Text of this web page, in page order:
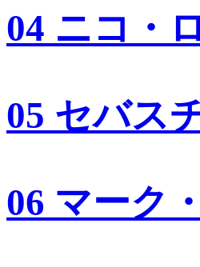
04 ニコ・
05 セバス
06 マーク